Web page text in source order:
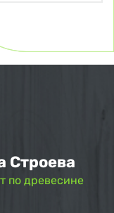
Строева
по древесине